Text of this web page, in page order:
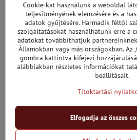
Általános szerződési feltételek
Személyes adatok védelme
Reklamációs űrlap
Kapcsolatt
Megrendelések
Cookie-kat használunk a weboldal
teljesítményének elemzésére és a
adatok gyűjtésére. Harmadik féltől
szolgáltatásokat használhatunk erre a
adatokat továbbíthatjuk
Államokban vagy más országokban. Az
gombra kattintva kifejezi
alábbiakban részletes információkat
beállításait.
Titoktartási
Elfogadja az összes